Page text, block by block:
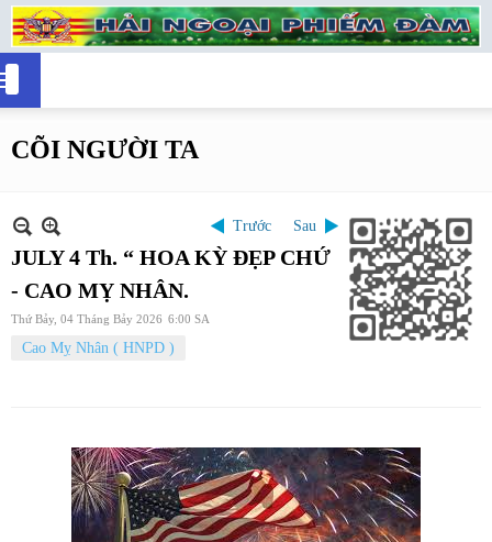
CÕI NGƯỜI TA
Trước Sau
JULY 4 Th. “ HOA KỲ ĐẸP CHỨ
- CAO MỴ NHÂN.
Thứ Bảy, 04 Tháng Bảy 2026 6:00 SA
Cao Mỵ Nhân ( HNPD )